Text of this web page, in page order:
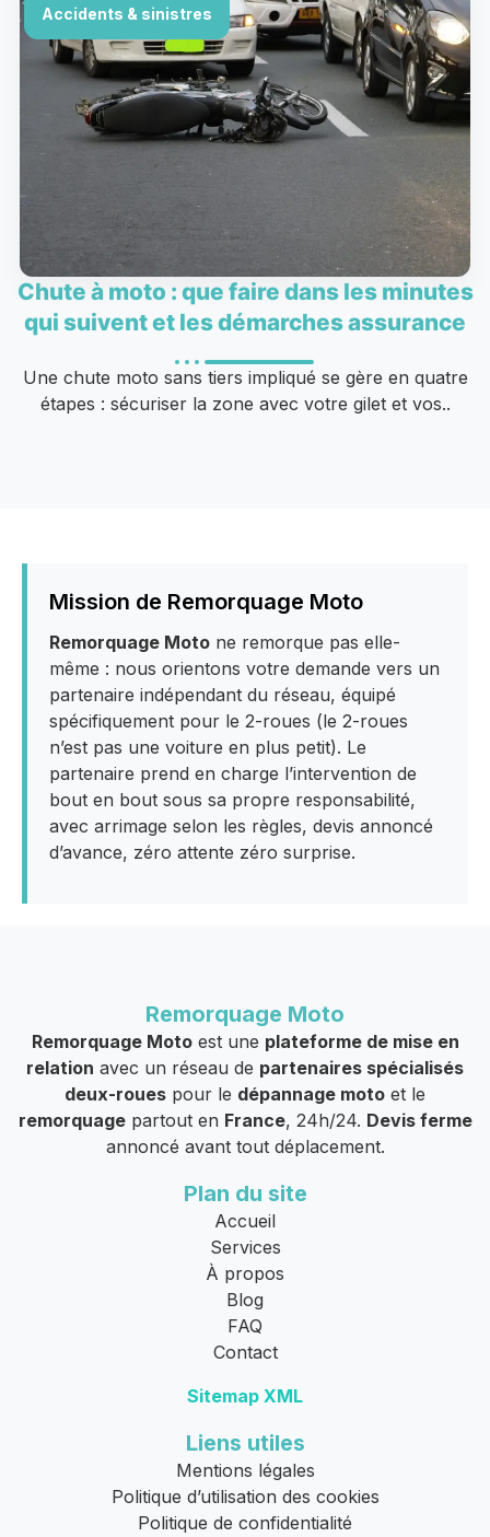
Accidents & sinistres
Chute à moto : que faire dans les minutes
qui suivent et les démarches assurance
Une chute moto sans tiers impliqué se gère en quatre
étapes : sécuriser la zone avec votre gilet et vos..
Mission de Remorquage Moto
Remorquage Moto ne remorque pas elle-
même : nous orientons votre demande vers un
partenaire indépendant du réseau, équipé
spécifiquement pour le 2-roues (le 2-roues
n’est pas une voiture en plus petit). Le
partenaire prend en charge l’intervention de
bout en bout sous sa propre responsabilité,
avec arrimage selon les règles, devis annoncé
d’avance, zéro attente zéro surprise.
Remorquage Moto
Remorquage Motoest une plateforme de mise en
relation avec un réseau de partenaires spécialisés
deux-roues pour le dépannage moto et le
remorquagepartout en France, 24h/24. Devis ferme
annoncé avant tout déplacement.
Plan du site
Accueil
Services
À propos
Blog
FAQ
Contact
Sitemap XML
Liens utiles
Mentions légales
Politique d’utilisation des cookies
Politique de confidentialité